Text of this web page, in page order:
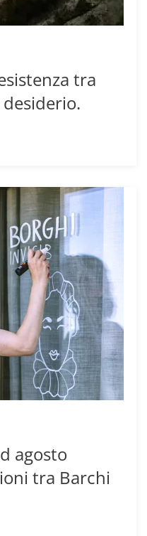
tra
agosto
tra Barchi